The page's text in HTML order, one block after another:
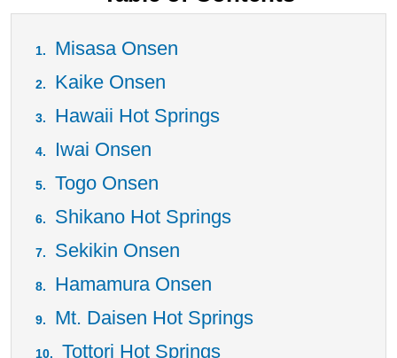
Misasa Onsen
Kaike Onsen
Hawaii Hot Springs
Iwai Onsen
Togo Onsen
Shikano Hot Springs
Sekikin Onsen
Hamamura Onsen
Mt. Daisen Hot Springs
Tottori Hot Springs